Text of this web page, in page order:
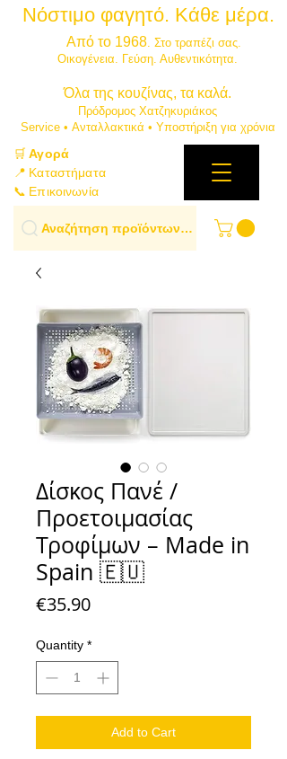
Νόστιμο φαγητό. Κάθε μέρα.
Από το 1968. Στο τραπέζι σας.
​Οικογένεια. Γεύση. Αυθεντικότητα.
​Όλα της κουζίνας, τα καλά.
Πρόδρομος Χατζηκυριάκος
​Service • Ανταλλακτικά • Υποστήριξη για χρόνια
🛒Αγορά
📍 Καταστήματα
📞 Επικοινωνία
Αναζήτηση προϊόντων…
Δίσκος Πανέ /
Προετοιμασίας
Τροφίμων – Made in
Spain 🇪🇺
€35.90Price
Quantity *
Add to Cart